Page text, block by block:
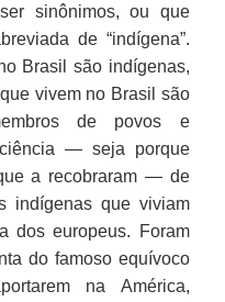
sinônimos, ou que
de “indígena”.
Brasil são indígenas,
vivem no Brasil são
de povos e
— seja porque
a recobraram — de
indígenas que viviam
dos europeus. Foram
do famoso equívoco
na América,